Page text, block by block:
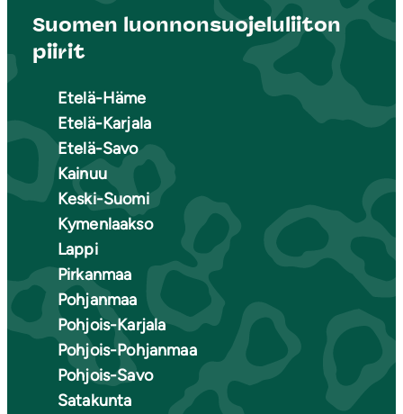
Suomen luonnonsuojeluliiton
piirit
Etelä-Häme
Etelä-Karjala
Etelä-Savo
Kainuu
Keski-Suomi
Kymenlaakso
Lappi
Pirkanmaa
Pohjanmaa
Pohjois-Karjala
Pohjois-Pohjanmaa
Pohjois-Savo
Satakunta